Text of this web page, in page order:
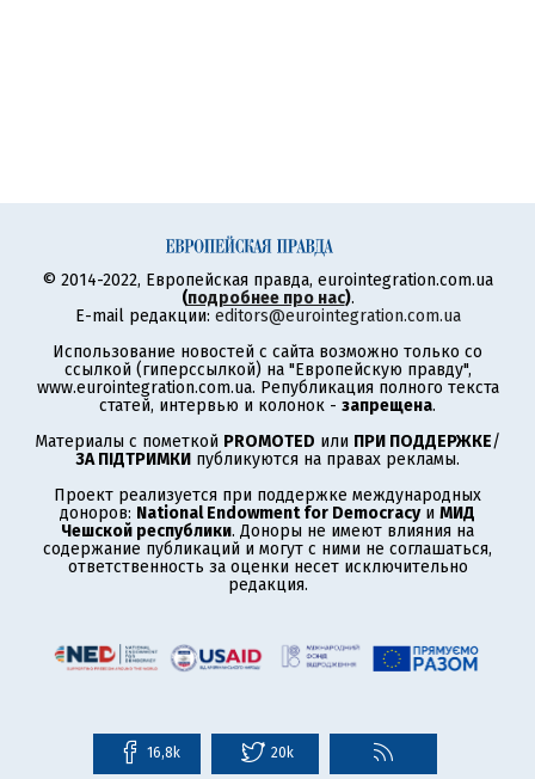
© 2014-2022, Европейская правда, eurointegration.com.ua
(подробнее про нас).
E-mail редакции: editors@eurointegration.com.ua
Использование новостей с сайта возможно только со
ссылкой (гиперссылкой) на "Европейскую правду",
www.eurointegration.com.ua. Републикация полного текста
статей, интервью и колонок - запрещена.
Материалы с пометкой PROMOTED или ПРИ ПОДДЕРЖКЕ/
ЗА ПІДТРИМКИ публикуются на правах рекламы.
Проект реализуется при поддержке международных
доноров: National Endowment for Democracyи МИД
Чешской республики. Доноры не имеют влияния на
содержание публикаций и могут с ними не соглашаться,
ответственность за оценки несет исключительно
редакция.
16,8k 20k